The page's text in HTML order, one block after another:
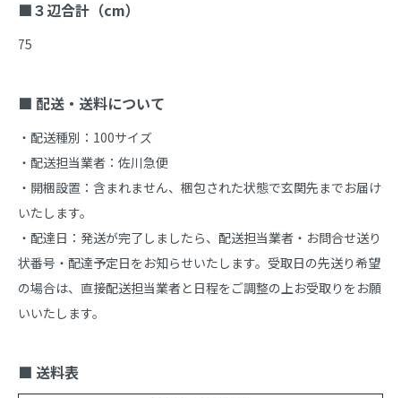
■３辺合計（cm）
75
■ 配送・送料について
・配送種別：100サイズ
・配送担当業者：佐川急便
・開梱設置：含まれません、梱包された状態で玄関先までお届け
いたします。
・配達日：発送が完了しましたら、配送担当業者・お問合せ送り
状番号・配達予定日をお知らせいたします。受取日の先送り希望
の場合は、直接配送担当業者と日程をご調整の上お受取りをお願
いいたします。
■ 送料表